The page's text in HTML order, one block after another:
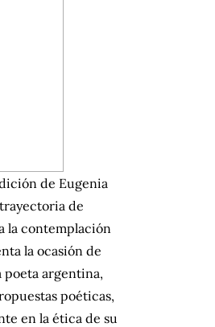
de Eugenia
de
la contemplación
la ocasión de
poeta argentina,
poéticas,
en la ética de su